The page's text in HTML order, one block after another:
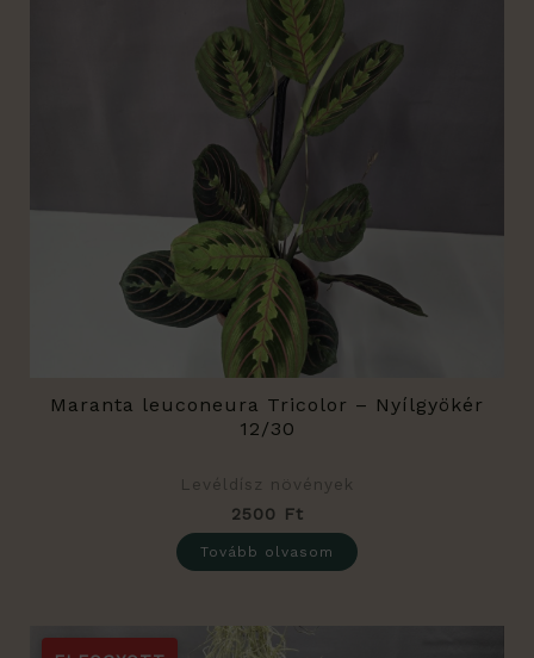
Maranta leuconeura Tricolor – Nyílgyökér
12/30
Levéldísz növények
2500 Ft
Tovább olvasom